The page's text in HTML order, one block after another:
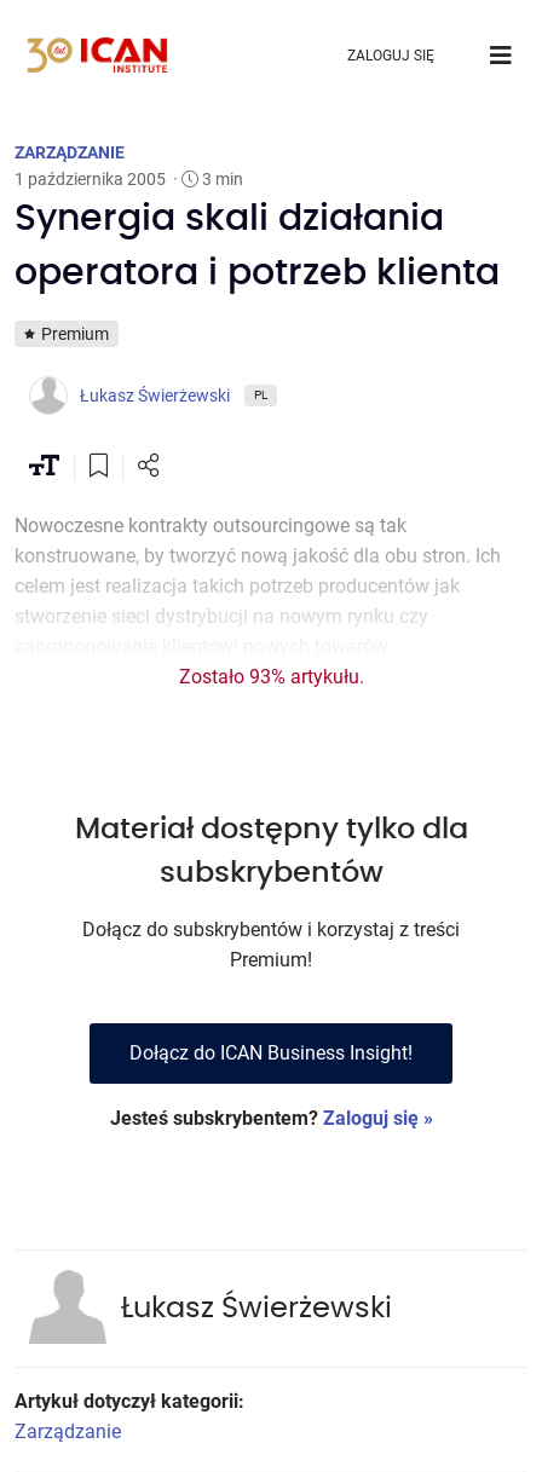
ZALOGUJ SIĘ
ZARZĄDZANIE
1 października 2005 · 3 min
Synergia skali działania
operatora i potrzeb klienta
Premium
Łukasz Świerżewski PL
Nowoczesne kontrakty outsourcingowe są tak
konstruowane, by tworzyć nową jakość dla obu stron. Ich
celem jest realizacja takich potrzeb producentów jak
stworzenie sieci dystrybucji na nowym rynku czy
Zostało 93% artykułu.
Materiał dostępny tylko dla
subskrybentów
Dołącz do subskrybentów i korzystaj z treści
Premium!
Dołącz do ICAN Business Insight!
Jesteś subskrybentem? Zaloguj się »
Łukasz Świerżewski
Artykuł dotyczył kategorii:
Zarządzanie